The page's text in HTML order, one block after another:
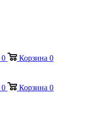
0 Корзина 0
0 Корзина 0